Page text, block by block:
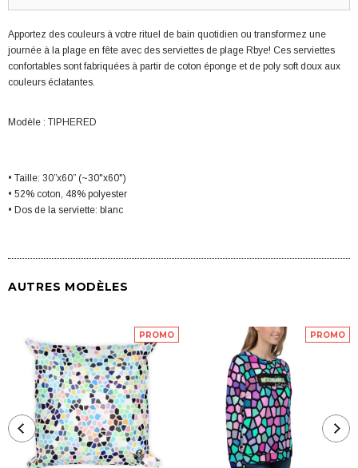
Apportez des couleurs à votre rituel de bain quotidien ou transformez une
journée à la plage en fête avec des serviettes de plage Rbye! Ces serviettes
confortables sont fabriquées à partir de coton éponge et de poly soft doux aux
couleurs éclatantes.
Modèle : TIPHERED
• Taille: 30”x60” (~30"x60")
• 52% coton, 48% polyester
• Dos de la serviette: blanc
AUTRES MODÈLES
PROMO PROMO